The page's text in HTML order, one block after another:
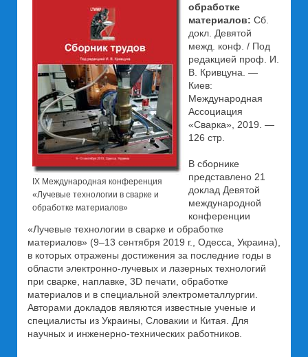
IX Международная конференция
«Лучевые технологии в сварке и
обработке материалов»
обработке
материалов: Сб.
докл. Девятой
межд. конф. / Под
редакцией проф. И.
В. Кривцуна. —
Киев:
Международная
Ассоциация
«Сварка», 2019. —
126 стр.
В сборнике
представлено 21
доклад Девятой
международной
конференции
«Лучевые технологии в сварке и обработке
материалов» (9–13 сентября 2019 г., Одесса, Украина),
в которых отражены достижения за последние годы в
области электронно-лучевых и лазерных технологий
при сварке, наплавке, 3D печати, обработке
материалов и в специальной электрометаллургии.
Авторами докладов являются известные ученые и
специалисты из Украины, Словакии и Китая. Для
научных и инженерно-технических работников.